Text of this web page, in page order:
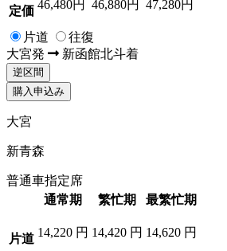
定価 46,480円 46,880円 47,280円
片道
往復
大宮発 新函館北斗着
逆区間
購入申込み
大宮
新青森
普通車指定席
通常期
繁忙期 最繁忙期
片道 14,220 円 14,420 円 14,620 円